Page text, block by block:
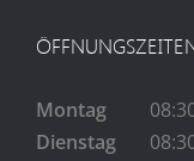
Montag
Dienstag